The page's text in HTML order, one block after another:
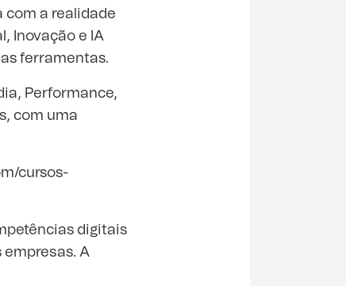
com a realidade
Inovação e IA
ferramentas.
Performance,
com uma
cursos-
digitais
A